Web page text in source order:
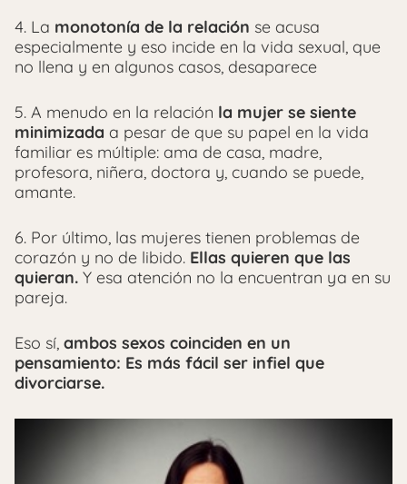
4. La monotonía de la relación se acusa
especialmente y eso incide en la vida sexual, que
no llena y en algunos casos, desaparece
5. A menudo en la relación la mujer se siente
minimizada a pesar de que su papel en la vida
familiar es múltiple: ama de casa, madre,
profesora, niñera, doctora y, cuando se puede,
amante.
6. Por último, las mujeres tienen problemas de
corazón y no de libido. Ellas quieren que las
quieran. Y esa atención no la encuentran ya en su
pareja.
Eso sí, ambos sexos coinciden en un
pensamiento: Es más fácil ser infiel que
divorciarse.